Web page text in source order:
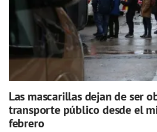
Las mascarillas dejan de ser
transporte público desde el
febrero